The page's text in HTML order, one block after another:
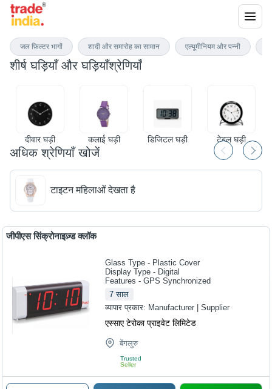
शीर्ष घड़ियाँ और घड़ियाँश्रेणियाँ
दीवार घड़ी कलाई घड़ी डिजिटल घड़ी टेबल घड़ी
अधिक श्रेणियाँ खोजें
टाइटन महिलाओं देखता है
जीपीएस सिंक्रोनाइज़्ड क्लॉक
Glass Type - Plastic Cover
Display Type - Digital
Features - GPS Synchronized
7 साल
व्यापार प्रकार: Manufacturer | Supplier
एस्साए टेरोका प्राइवेट लिमिटेड
बेंगलुरु
Trusted
Seller
जल फ़िल्टर भागों शादी और समारोह का सामान एल्यूमीनियम और पन्नी